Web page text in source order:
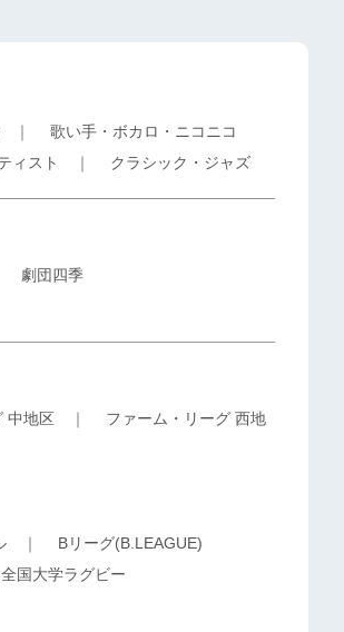
｜ 歌い手・ボカロ・ニコニコ
ィスト ｜ クラシック・ジャズ
劇団四季
中地区 ｜ ファーム・リーグ 西地
｜ Bリーグ(B.LEAGUE)
全国大学ラグビー